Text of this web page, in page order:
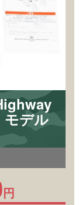
デル
円